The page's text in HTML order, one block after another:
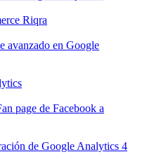
Riqra
avanzado en Google
page de Facebook a
de Google Analytics 4